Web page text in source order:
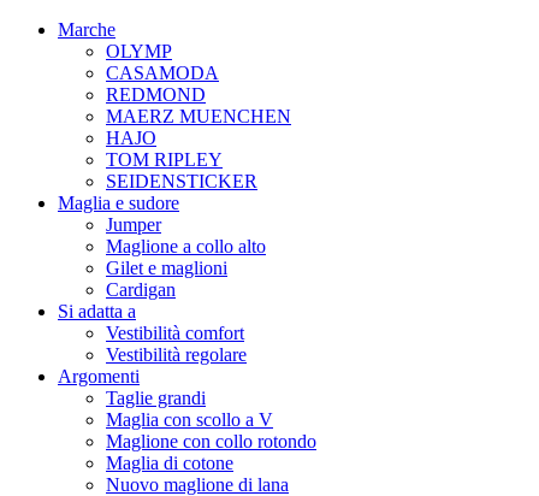
Marche
OLYMP
CASAMODA
REDMOND
MAERZ MUENCHEN
HAJO
TOM RIPLEY
SEIDENSTICKER
Maglia e sudore
Jumper
Maglione a collo alto
Gilet e maglioni
Cardigan
Si adatta a
Vestibilità comfort
Vestibilità regolare
Argomenti
Taglie grandi
Maglia con scollo a V
Maglione con collo rotondo
Maglia di cotone
Nuovo maglione di lana